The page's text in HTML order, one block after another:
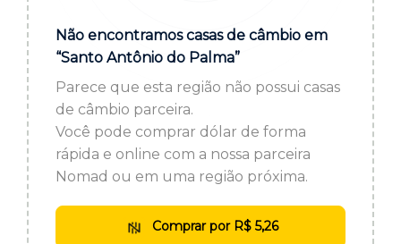
ou cadastre-se se ainda não tem registro:
CADASTRE-SE
Não encontramos casas de câmbio em
“Santo Antônio do Palma”
Parece que esta região não possui casas
de câmbio parceira.
Você pode comprar dólar de forma
rápida e online com a nossa parceira
Nomad ou em uma região próxima.
Comprar por R$ 5,26